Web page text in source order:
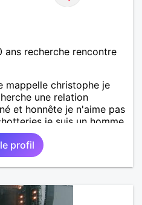
ans recherche rencontre
mappelle christophe je
une relation
et honnête je n'aime pas
je suis un homme
PS je n'habite pas à
de l'OM je suis du
58
profil